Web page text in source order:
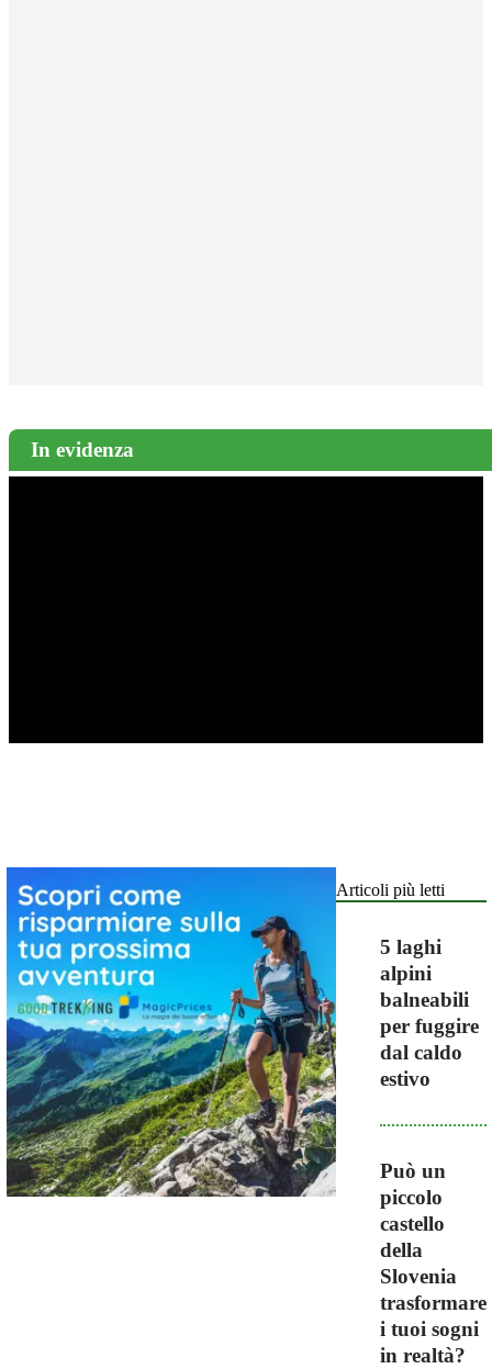
In evidenza
Articoli più letti
5 laghi
alpini
balneabili
per fuggire
dal caldo
estivo
Può un
piccolo
castello
della
Slovenia
trasformare
i tuoi sogni
in realtà?